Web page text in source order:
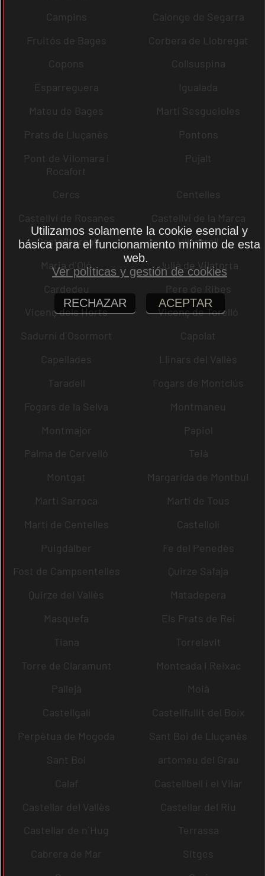
Campins
Calonge de Segarra
Fruitós de Bages
Corbera de Llobregat
Copons
Collsuspina
Esparreguera
Igualada
Mateu de Bages
Martí Sesgueioles
Prats de Lluçanès
Pontons
Pont de Vilomara i
Rocafort
Pujalt
Cercs
Centelles
Castellví de Rosanes
Castellví de la Marca
Castellterçol
Ullastrell
Maria d´Oló
Julià de Vilatorta
Cardedeu
Pere de Ribes
Vicenç dels Horts
Vicenç de Torelló
Sadurní d´Osormort
Capolat
Capellades
Llinars del Vallès
Taradell
Fogars de Montclús
Fogars de la Selva
Montmaneu
Montmajor
Papiol
Palma de Cervelló
Teià
Montgat
Margarida de Montbui
Martí Sarroca
Martí de Tous
Martí de Centelles
Castellolí
Puigdàlber
Fe del Penedès
Fost de Campsentelles
Quirze Safaja
Quirze del Vallès
Matadepera
Masquefa
Els Prats de Rei
Tiana
Torrelavit
Torre de Claramunt
Montcada i Reixac
Pallejà
Moià
Castellgalí
Castellfullit del Boix
Perpètua de Mogoda
Sant Boi de Lluçanès
Sant Boi
artomeu del Grau
Calaf
Castellbell i el Vilar
Castellar del Vallès
Castellar del Riu
Castellar de n´Hug
Terrassa
Cabrera de Mar
Sitges
Utilizamos solamente la cookie esencial y
básica para el funcionamiento mínimo de esta
web.
Ver políticas y gestión de cookies
RECHAZAR ACEPTAR